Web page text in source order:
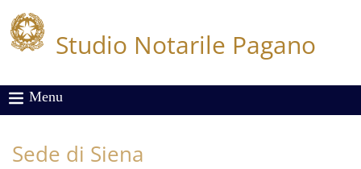
Studio Notarile Pagano
Menu
Sede di Siena